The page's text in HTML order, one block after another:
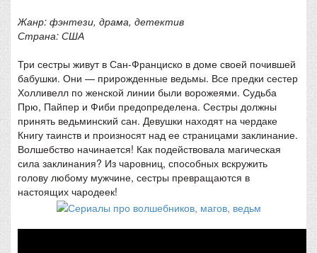
Жанр: фэнтези, драма, детектив
Страна: США
Три сестры живут в Сан-Франциско в доме своей почившей
бабушки. Они — прирожденные ведьмы. Все предки сестер
Холливелл по женской линии были ворожеями. Судьба
Прю, Пайпер и Фиби предопределена. Сестры должны
принять ведьминский сан. Девушки находят на чердаке
Книгу таинств и произносят над ее страницами заклинание.
Волшебство начинается! Как подействовала магическая
сила заклинания? Из чаровниц, способных вскружить
голову любому мужчине, сестры превращаются в
настоящих чародеек!